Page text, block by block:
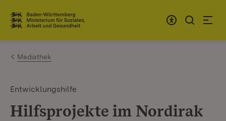
Zum Inhalt springen
Link zur Startseite
Mediathek
Entwicklungshilfe
Hilfsprojekte im Nordirak